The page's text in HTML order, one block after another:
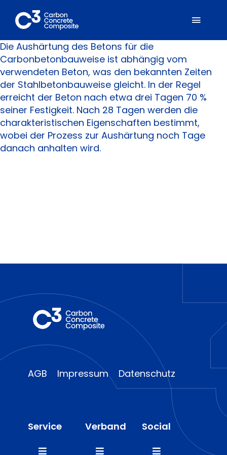
Inhalt
springen
Über C³
Mitglieder
Fachbereiche
Die Aushärtung des Betons für die
Carbonbetonbauweise ist abhängig vom
verwendeten Beton, was den bekannten Zeiten
der Stahlbetonbauweise gleicht. In der Regel
erreicht der Beton nach etwa drei Tagen 70 %
seiner Festigkeit. Nach 28 Tagen werden die
charakteristischen Eigenschaften bestimmt,
wobei der Prozess zur Aushärtung noch Tage
danach anhalten wird.
AGB Impressum Datenschutz
Service Verband Social